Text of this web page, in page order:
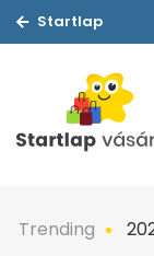
Startlap
Trending